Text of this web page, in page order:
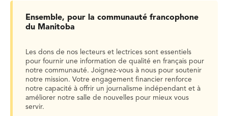
Ensemble, pour la communauté francophone
du Manitoba
Les dons de nos lecteurs et lectrices sont essentiels
pour fournir une information de qualité en français pour
notre communauté. Joignez-vous à nous pour soutenir
notre mission. Votre engagement financier renforce
notre capacité à offrir un journalisme indépendant et à
améliorer notre salle de nouvelles pour mieux vous
servir.